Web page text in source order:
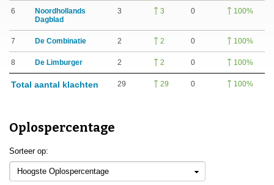
6
Noordhollands
Dagblad
3 3 0 100%
7 De Combinatie 2 2 0 100%
8 De Limburger 2 2 0 100%
Total aantal klachten 29 29 0 100%
Oplospercentage
Sorteer op:
Hoogste Oplospercentage